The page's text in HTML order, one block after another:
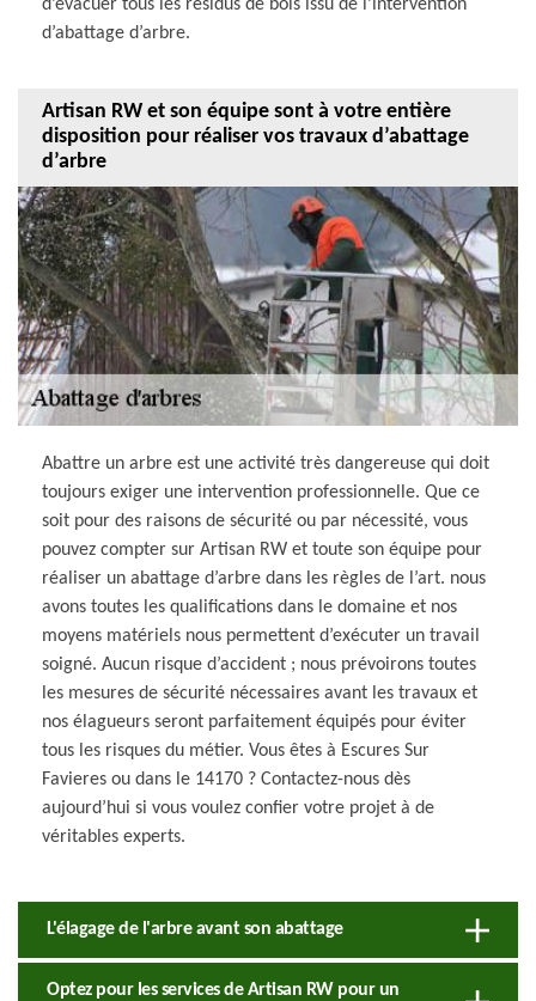
d’évacuer tous les résidus de bois issu de l’intervention
d’abattage d’arbre.
Artisan RW et son équipe sont à votre entière
disposition pour réaliser vos travaux d’abattage
d’arbre
Abattre un arbre est une activité très dangereuse qui doit
toujours exiger une intervention professionnelle. Que ce
soit pour des raisons de sécurité ou par nécessité, vous
pouvez compter sur Artisan RW et toute son équipe pour
réaliser un abattage d’arbre dans les règles de l’art. nous
avons toutes les qualifications dans le domaine et nos
moyens matériels nous permettent d’exécuter un travail
soigné. Aucun risque d’accident ; nous prévoirons toutes
les mesures de sécurité nécessaires avant les travaux et
nos élagueurs seront parfaitement équipés pour éviter
tous les risques du métier. Vous êtes à Escures Sur
Favieres ou dans le 14170 ? Contactez-nous dès
aujourd’hui si vous voulez confier votre projet à de
véritables experts.
L'élagage de l'arbre avant son abattage
Optez pour les services de Artisan RW pour un